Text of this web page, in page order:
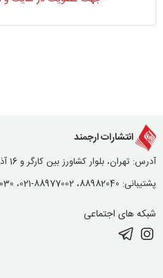
انتشارات ارجمند
آدرس: تهران، بلوار کشاورز بین کارگر و 16 آذر پلاک 292
پشتیبانی: 88982040، 88977002-021، 88982030-021، 88975190-021
شبکه های اجتماعی